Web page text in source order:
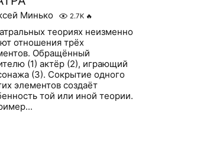
Минько 2.7K 🔥
теориях неизменно
отношения трёх
Обращённый
(1) актёр (2), играющий
(3). Сокрытие одного
элементов создаёт
той или иной теории.